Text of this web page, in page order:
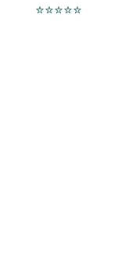
⭐⭐⭐⭐⭐